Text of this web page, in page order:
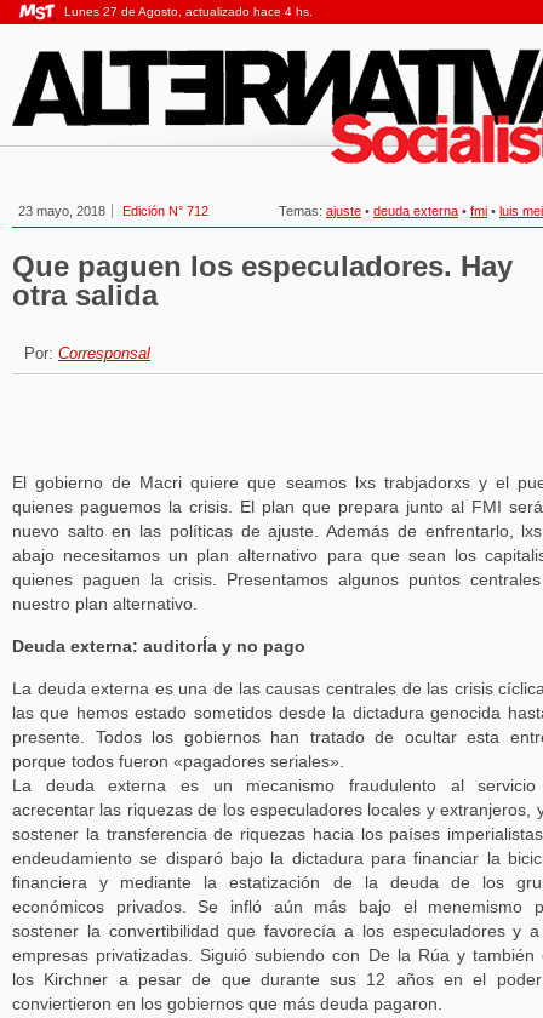
Lunes 27 de Agosto, actualizado hace 4 hs.
23 mayo, 2018 Edición N° 712 Temas: ajuste • deuda externa • fmi • luis
Que paguen los especuladores. Hay
otra salida
Por: Corresponsal
El gobierno de Macri quiere que seamos lxs trabjadorxs y el
quienes paguemos la crisis. El plan que prepara junto al FMI
nuevo salto en las políticas de ajuste. Además de enfrentarlo,
abajo necesitamos un plan alternativo para que sean los
quienes paguen la crisis. Presentamos algunos puntos
nuestro plan alternativo.
Deuda externa: auditorÍa y no pago
La deuda externa es una de las causas centrales de las crisis
las que hemos estado sometidos desde la dictadura genocida
presente. Todos los gobiernos han tratado de ocultar esta
porque todos fueron «pagadores seriales».
La deuda externa es un mecanismo fraudulento al
acrecentar las riquezas de los especuladores locales y extranjeros,
sostener la transferencia de riquezas hacia los países
endeudamiento se disparó bajo la dictadura para financiar la
financiera y mediante la estatización de la deuda de los
económicos privados. Se infló aún más bajo el menemismo
sostener la convertibilidad que favorecía a los especuladores y
empresas privatizadas. Siguió subiendo con De la Rúa y también
los Kirchner a pesar de que durante sus 12 años en el
conviertieron en los gobiernos que más deuda pagaron.